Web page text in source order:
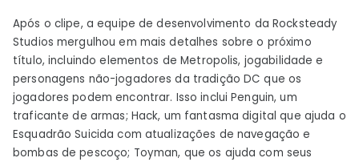
Após o clipe, a equipe de desenvolvimento da Rocksteady
Studios mergulhou em mais detalhes sobre o próximo
título, incluindo elementos de Metropolis, jogabilidade e
personagens não-jogadores da tradição DC que os
jogadores podem encontrar. Isso inclui Penguin, um
traficante de armas; Hack, um fantasma digital que ajuda o
Esquadrão Suicida com atualizações de navegação e
bombas de pescoço; Toyman, que os ajuda com seus